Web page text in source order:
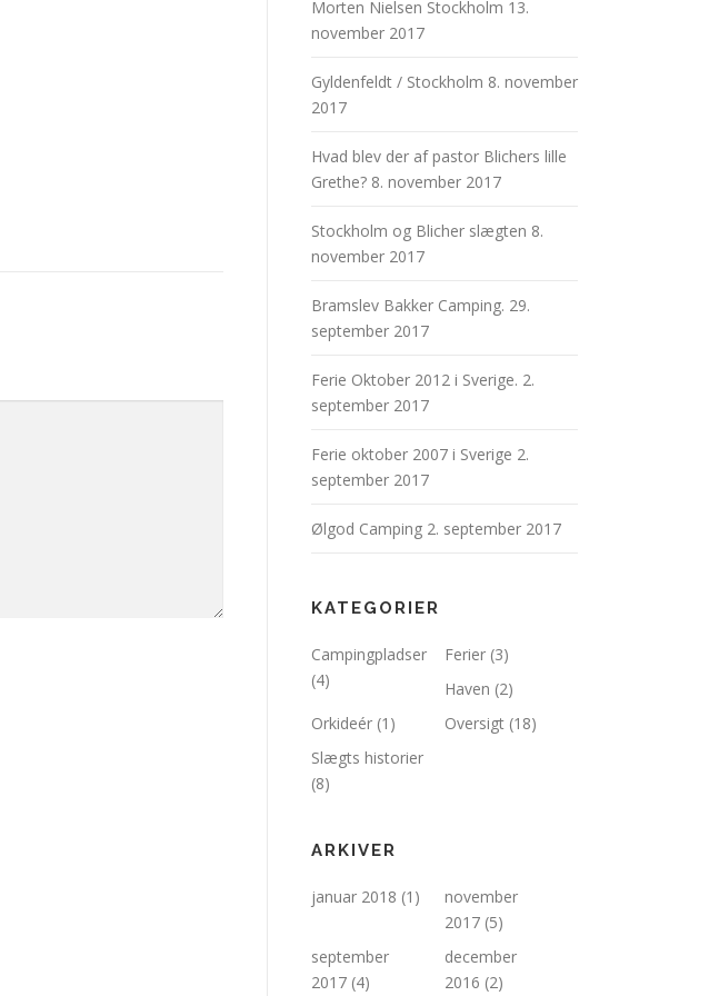
Morten Nielsen Stockholm 13.
november 2017
Gyldenfeldt / Stockholm 8. november
2017
Hvad blev der af pastor Blichers lille
Grethe? 8. november 2017
Stockholm og Blicher slægten 8.
november 2017
Bramslev Bakker Camping. 29.
september 2017
Ferie Oktober 2012 i Sverige. 2.
september 2017
Ferie oktober 2007 i Sverige 2.
september 2017
Ølgod Camping 2. september 2017
KATEGORIER
Campingpladser
(4)
Ferier (3)
Haven (2)
Orkideér (1) Oversigt (18)
Slægts historier
(8)
ARKIVER
januar 2018 (1)
november
2017 (5)
september
2017 (4)
december
2016 (2)